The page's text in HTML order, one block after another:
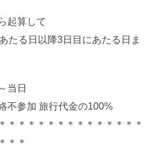
起算して
たる日以降3日目にあたる日ま
当日
不参加 旅行代金の100%
＊＊＊＊＊＊＊＊＊＊＊＊＊＊
＊＊